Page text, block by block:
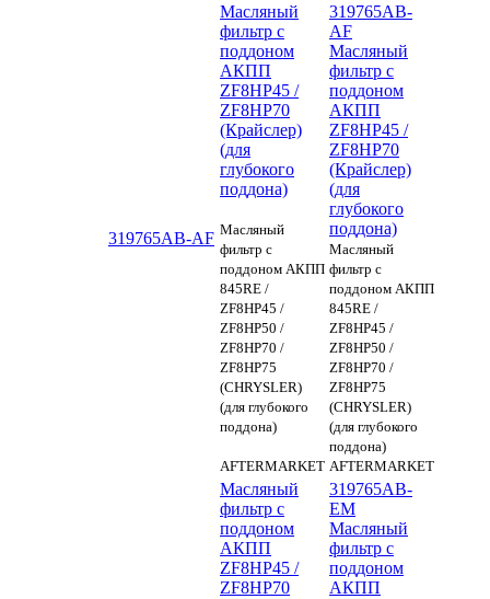
319765AB-AF
Масляный
фильтр с
поддоном
АКПП
ZF8HP45 /
ZF8HP70
(Крайслер)
(для
глубокого
поддона)
Масляный
фильтр с
поддоном АКПП
845RE /
ZF8HP45 /
ZF8HP50 /
ZF8HP70 /
ZF8HP75
(CHRYSLER)
(для глубокого
поддона)
AFTERMARKET
319765AB-
AF
Масляный
фильтр с
поддоном
АКПП
ZF8HP45 /
ZF8HP70
(Крайслер)
(для
глубокого
поддона)
Масляный
фильтр с
поддоном АКПП
845RE /
ZF8HP45 /
ZF8HP50 /
ZF8HP70 /
ZF8HP75
(CHRYSLER)
(для глубокого
поддона)
AFTERMARKET
Масляный
фильтр с
поддоном
АКПП
ZF8HP45 /
ZF8HP70
319765AB-
EM
Масляный
фильтр с
поддоном
АКПП